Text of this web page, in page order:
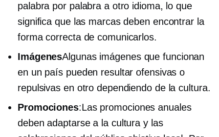
palabra por palabra a otro idioma, lo que
significa que las marcas deben encontrar la
forma correcta de comunicarlos.
ImágenesAlgunas imágenes que funcionan
en un país pueden resultar ofensivas o
repulsivas en otro dependiendo de la cultura.
Promociones:Las promociones anuales
deben adaptarse a la cultura y las